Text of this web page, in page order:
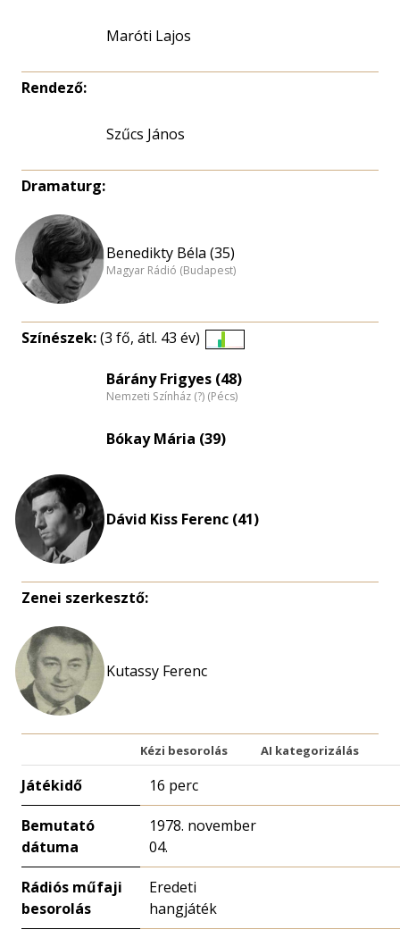
Maróti Lajos
Rendező:
Szűcs János
Dramaturg:
Benedikty Béla (35)
Magyar Rádió (Budapest)
Színészek:(3 fő, átl. 43 év)
eloszlás
nagyítása
Bárány Frigyes (48)
Nemzeti Színház (?) (Pécs)
Bókay Mária (39)
Dávid Kiss Ferenc (41)
Zenei szerkesztő:
Kutassy Ferenc
Kézi besorolás AI kategorizálás
Játékidő 16 perc
Bemutató
dátuma
1978. november
04.
Rádiós műfaji
besorolás
Eredeti
hangjáték